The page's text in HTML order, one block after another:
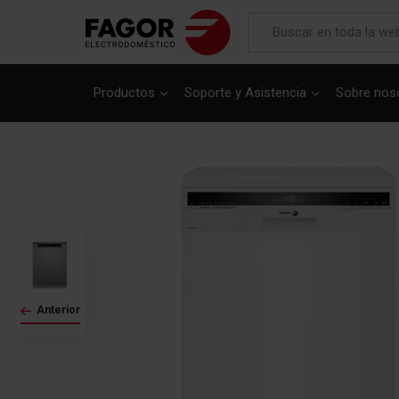
Productos Soporte y Asistencia Sobre
Anterior
al